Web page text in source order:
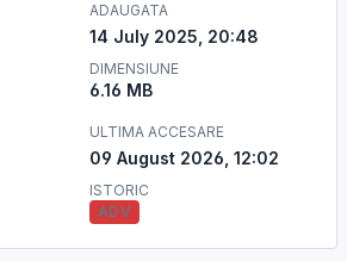
ADAUGATA
14 July 2025, 20:48
DIMENSIUNE
6.16 MB
ULTIMA ACCESARE
09 August 2026, 12:02
ISTORIC
ADV